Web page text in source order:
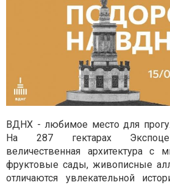
ВДНХ - любимое место для
На 287 гектарах
величественная архитектура с
фруктовые сады, живописные
отличаются увлекательной